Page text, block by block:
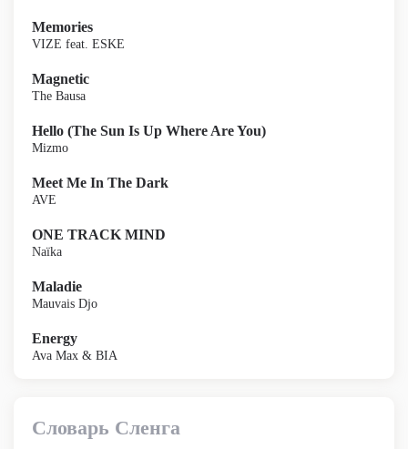
Memories
VIZE feat. ESKE
Magnetic
The Bausa
Hello (The Sun Is Up Where Are You)
Mizmo
Meet Me In The Dark
AVE
ONE TRACK MIND
Naïka
Maladie
Mauvais Djo
Energy
Ava Max & BIA
Словарь Сленга